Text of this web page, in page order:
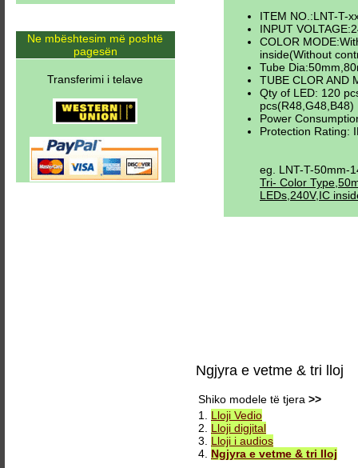
ITEM NO.:LNT-T-
INPUT
COLOR
inside(Without
Tube
TUBE CLOR AND
Qty of LED: 120
pcs(R48,G48,B48)
Power
Protection Rating:
eg. LNT-T-50mm-
Tri- Color
LEDs,240V,IC
Ngjyra e vetme & tri lloj
Shiko modele të tjera >>
1. Lloji Vedio
2. Lloji digjital
3. Lloji i audios
4. Ngjyra e vetme & tri lloj
Ne mbështesim më poshtë
pagesën
Transferimi i telave